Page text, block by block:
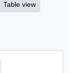
Table view